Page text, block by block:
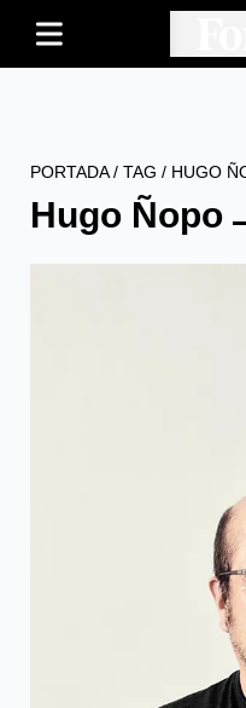
PORTADA/ TAG / HUGO
Hugo Ñopo